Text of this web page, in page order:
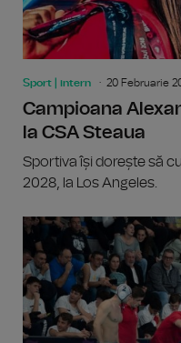
Sport | intern 20 Februarie
Campioana
la CSA Steaua
Sportiva își dorește să
2028, la Los Angeles.